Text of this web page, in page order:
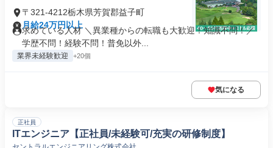
〒321-4212栃木県芳賀郡益子町
月給24万円以上
求めている人材 ＼異業種からの転職も大歓迎！知識不問！／
学歴不問！経験不問！普免以外...
業界未経験歓迎 +20個
気になる
正社員
ITエンジニア【正社員/未経験可/充実の研修制度】